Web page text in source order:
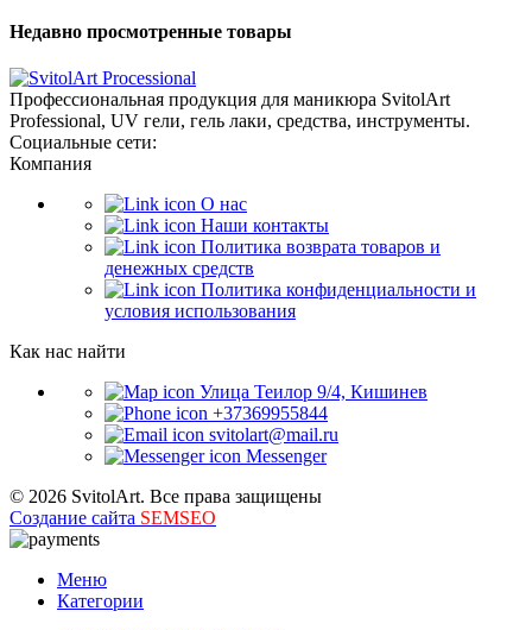
Недавно просмотренные товары
Профессиональная продукция для маникюра SvitolArt
Professional, UV гели, гель лаки, средства, инструменты.
Социальные сети:
Компания
О нас
Наши контакты
Политика возврата товаров и
денежных средств
Политика конфиденциальности и
условия использования
Как нас найти
Улица Теилор 9/4, Кишинев
+37369955844
svitolart@mail.ru
Messenger
© 2026 SvitolArt. Все права защищены
Создание сайта SEMSEO
Меню
Категории